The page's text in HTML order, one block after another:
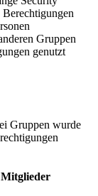
Gruppen
genutzt
Gruppen wurde
Mitglieder